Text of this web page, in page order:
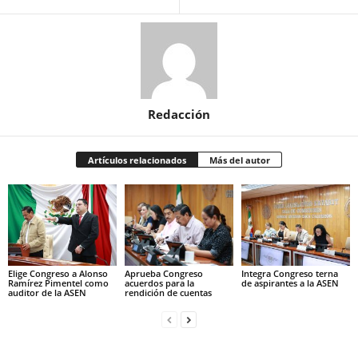
Redacción
Artículos relacionados Más del autor
Elige Congreso a Alonso
Ramírez Pimentel como
auditor de la ASEN
Aprueba Congreso
acuerdos para la
rendición de cuentas
Integra Congreso terna
de aspirantes a la ASEN